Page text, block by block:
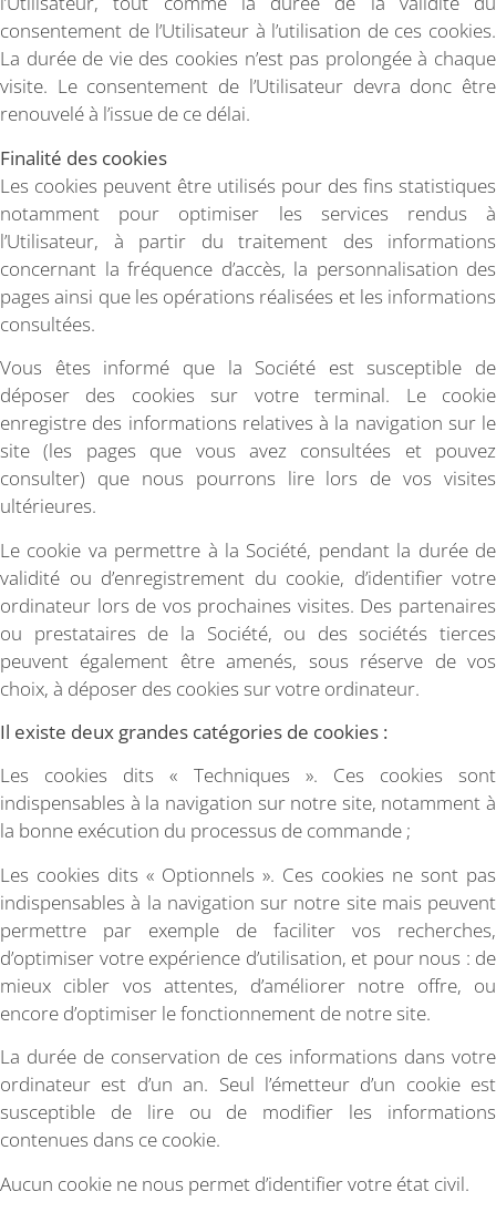
consentement de l’Utilisateur à l’utilisation de ces cookies.
La durée de vie des cookies n’est pas prolongée à chaque
visite. Le consentement de l’Utilisateur devra donc être
renouvelé à l’issue de ce délai.
Finalité des cookies
Les cookies peuvent être utilisés pour des fins statistiques
notamment pour optimiser les services rendus à
l’Utilisateur, à partir du traitement des informations
concernant la fréquence d’accès, la personnalisation des
pages ainsi que les opérations réalisées et les informations
consultées.
Vous êtes informé que la Société est susceptible de
déposer des cookies sur votre terminal. Le cookie
enregistre des informations relatives à la navigation sur le
site (les pages que vous avez consultées et pouvez
consulter) que nous pourrons lire lors de vos visites
ultérieures.
Le cookie va permettre à la Société, pendant la durée de
validité ou d’enregistrement du cookie, d’identifier votre
ordinateur lors de vos prochaines visites. Des partenaires
ou prestataires de la Société, ou des sociétés tierces
peuvent également être amenés, sous réserve de vos
choix, à déposer des cookies sur votre ordinateur.
Il existe deux grandes catégories de cookies :
Les cookies dits « Techniques ». Ces cookies sont
indispensables à la navigation sur notre site, notamment à
la bonne exécution du processus de commande ;
Les cookies dits « Optionnels ». Ces cookies ne sont pas
indispensables à la navigation sur notre site mais peuvent
permettre par exemple de faciliter vos recherches,
d’optimiser votre expérience d’utilisation, et pour nous : de
mieux cibler vos attentes, d’améliorer notre offre, ou
encore d’optimiser le fonctionnement de notre site.
La durée de conservation de ces informations dans votre
ordinateur est d’un an. Seul l’émetteur d’un cookie est
susceptible de lire ou de modifier les informations
contenues dans ce cookie.
Aucun cookie ne nous permet d’identifier votre état civil.